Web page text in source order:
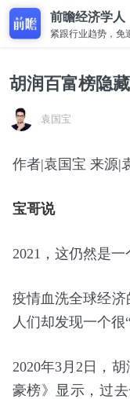
前瞻经济学人
紧跟行业趋势，免
胡润百富榜隐
袁国宝
作者|袁国宝 来源|
宝哥说
2021，这仍然是
疫情血洗全球经济
人们却发现一个很
2020年3月2日，
豪榜》显示，过